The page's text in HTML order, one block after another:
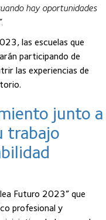
hay oportunidades
las escuelas que
participando de
las experiencias de
junto a
trabajo
Futuro 2023” que
profesional y